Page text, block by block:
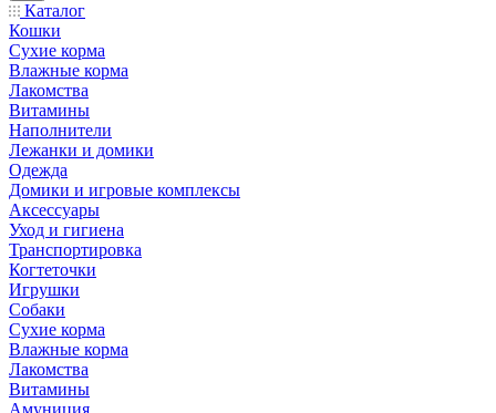
Каталог
Кошки
Сухие корма
Влажные корма
Лакомства
Витамины
Наполнители
Лежанки и домики
Одежда
Домики и игровые комплексы
Аксессуары
Уход и гигиена
Транспортировка
Когтеточки
Игрушки
Собаки
Сухие корма
Влажные корма
Лакомства
Витамины
Амуниция